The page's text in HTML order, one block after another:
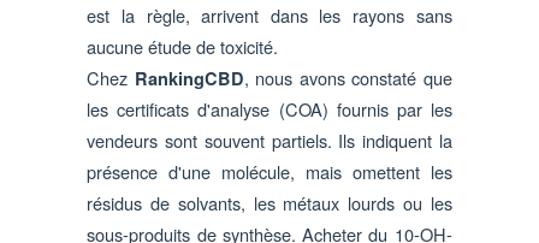
est la règle, arrivent dans les rayons sans
aucune étude de toxicité.
Chez RankingCBD, nous avons constaté que
les certificats d'analyse (COA) fournis par les
vendeurs sont souvent partiels. Ils indiquent la
présence d'une molécule, mais omettent les
résidus de solvants, les métaux lourds ou les
sous-produits de synthèse. Acheter du 10-OH-